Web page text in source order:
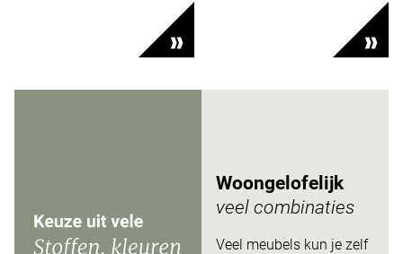
Woongelofelijk
veel combinaties
Veel meubels kun je zelf